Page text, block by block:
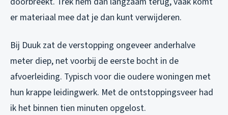
er materiaal mee dat je dan kunt verwijderen.
Bij Duuk zat de verstopping ongeveer anderhalve
meter diep, net voorbij de eerste bocht in de
afvoerleiding. Typisch voor die oudere woningen met
hun krappe leidingwerk. Met de ontstoppingsveer had
ik het binnen tien minuten opgelost.